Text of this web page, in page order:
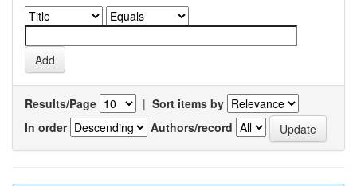
Results/Page | Sort items by
In order
Authors/record